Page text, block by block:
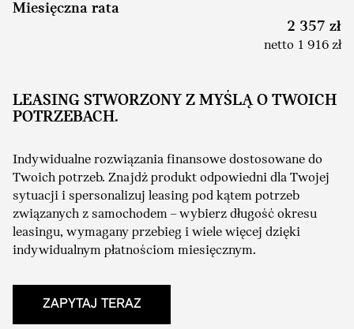
Miesięczna rata
2 357 zł
netto 1 916 zł
LEASING STWORZONY Z MYŚLĄ O TWOICH
POTRZEBACH.
Indywidualne rozwiązania finansowe dostosowane do
Twoich potrzeb. Znajdź produkt odpowiedni dla Twojej
sytuacji i spersonalizuj leasing pod kątem potrzeb
związanych z samochodem – wybierz długość okresu
leasingu, wymagany przebieg i wiele więcej dzięki
indywidualnym płatnościom miesięcznym.
ZAPYTAJ TERAZ